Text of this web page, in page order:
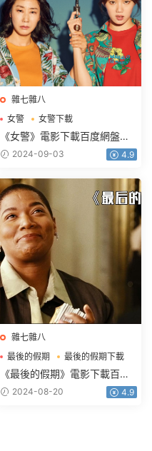
雜七雜八
女警
女警下載
女警電影下載
《女警》電影下載百度網盤
HD.720p.韓語中字1.27GB
2024-09-03 4.9
雜七雜八
最後的假期
最後的假期下載
最後的假期電影下載
《最後的假期》電影下載百度
網盤0.94G中英雙字
2024-08-20 4.9